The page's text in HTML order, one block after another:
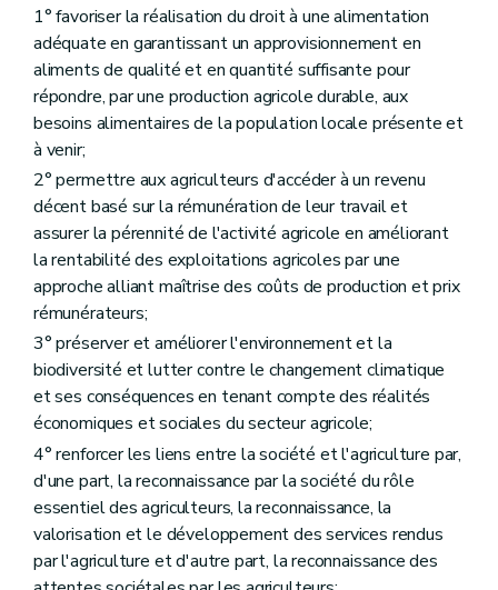
Titre III Dispositions relatives à la participation des acteurs, au suivi et à la coordination des politiques agricoles
Chapitre I
Conseil supérieur wallon de l'Agriculture, de l'Agro-Alimentaire et de l'Alimentation
Art. D64
Art. D65
Art. D66
Art. D67
Chapitre II
Section 2 Collège des producteurs
Section 3 Support opérationnel au collège des producteurs
Chapitre III Cellule de prospective et de veille scientifique
Art. D80
Art. D81
Chapitre IV Comité stratégique de l'agriculture
Art. D82
Art. D83
Art. D84
Art. D85
Art. D86
Art. D87
Chapitre V Rapport annuel sur l'état de l'agriculture wallonne
Art. D88
Art. D89
Art. D90
Titre IV L'agriculteur
Chapitre Ier
La cotitularité
Art. D91
Art. D92
1° favoriser la réalisation du droit à une alimentation
adéquate en garantissant un approvisionnement en
aliments de qualité et en quantité suffisante pour
répondre, par une production agricole durable, aux
besoins alimentaires de la population locale présente et
à venir;
2° permettre aux agriculteurs d'accéder à un revenu
décent basé sur la rémunération de leur travail et
assurer la pérennité de l'activité agricole en améliorant
la rentabilité des exploitations agricoles par une
approche alliant maîtrise des coûts de production et prix
rémunérateurs;
3° préserver et améliorer l'environnement et la
biodiversité et lutter contre le changement climatique
et ses conséquences en tenant compte des réalités
économiques et sociales du secteur agricole;
4° renforcer les liens entre la société et l'agriculture par,
d'une part, la reconnaissance par la société du rôle
essentiel des agriculteurs, la reconnaissance, la
valorisation et le développement des services rendus
par l'agriculture et d'autre part, la reconnaissance des